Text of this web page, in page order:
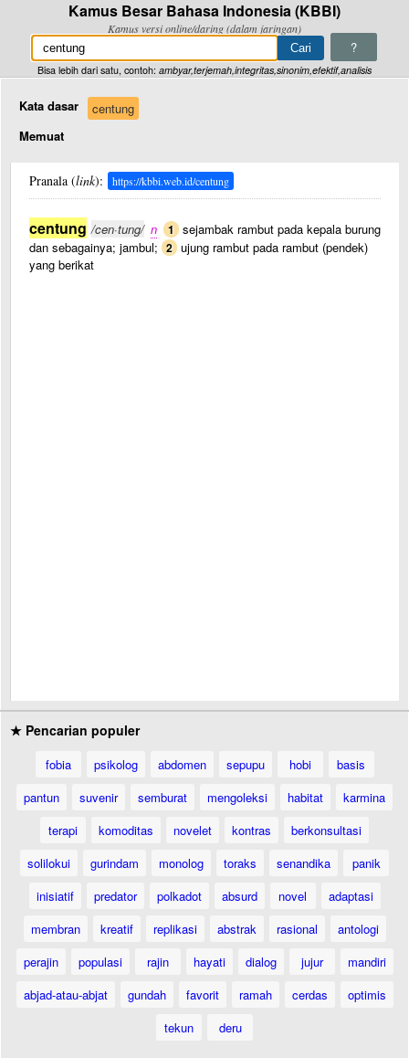
Kamus Besar Bahasa Indonesia (KBBI)
Kamus versi online/daring (dalam jaringan)
?
Bisa lebih dari satu, contoh: ambyar,terjemah,integritas,sinonim,efektif,analisis
Kata dasar
centung
Memuat
Pranala (link): https://kbbi.web.id/centung
centung /cen·tung/ n 1 sejambak rambut pada kepala burung
dan sebagainya; jambul; 2 ujung rambut pada rambut (pendek)
yang berikat
★ Pencarian populer
fobia psikolog abdomen sepupu hobi
basis
pantun
suvenir semburat mengoleksi habitat
karmina
terapi
komoditas novelet kontras
berkonsultasi
solilokui
gurindam monolog toraks senandika
panik
inisiatif
predator polkadot absurd novel
adaptasi
membran
kreatif replikasi abstrak rasional
antologi
perajin
populasi rajin hayati dialog jujur
mandiri
abjad-atau-abjat
gundah favorit ramah cerdas
optimis
tekun
deru